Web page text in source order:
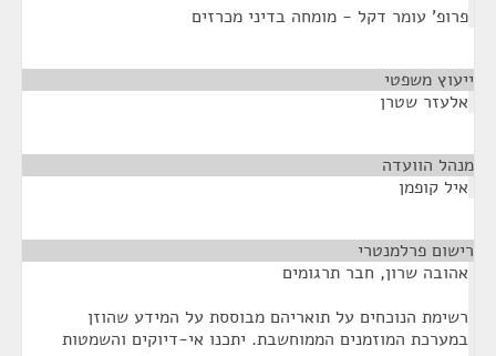
פרופ' עומר דקל - מומחה בדיני מכרזים
ייעוץ משפטי
אלעזר שטרן
מנהל הוועדה
איל קופמן
רישום פרלמנטרי
אהובה שרון, חבר תרגומים
רשימת הנוכחים על תואריהם מבוססת על המידע שהוזן
במערכת המוזמנים הממוחשבת. יתכנו אי-דיוקים והשמטות